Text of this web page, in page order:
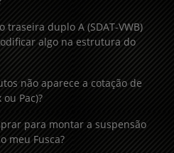
traseira duplo A (SDAT-VWB)
algo na estrutura do
não aparece a cotação de
Pac)?
para montar a suspensão
meu Fusca?